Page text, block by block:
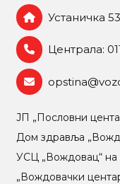
Устаничка
Централа:
ЈП „Пословни
Дом здравља
УСЦ „Вождовац“
„Вождовачки